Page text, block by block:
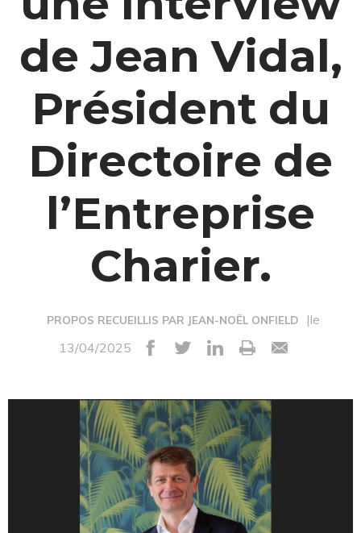
de Jean Vidal,
Président du
Directoire de
l’Entreprise
Charier.
PROPOS RECUEILLIS PAR JEAN-NOËL ONFIELD
|le
13/04/2025